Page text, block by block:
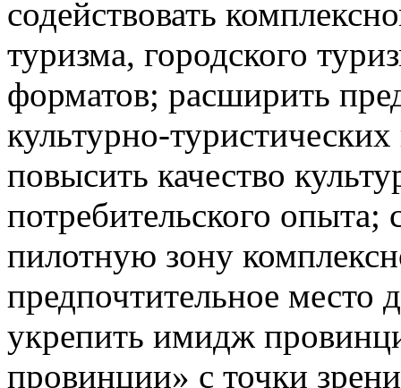
содействовать
туризма, городского
форматов; расширить
культурно-
повысить качество
потребительского опыта;
пилотную зону
предпочтительное место
укрепить имидж
провинции» с точки